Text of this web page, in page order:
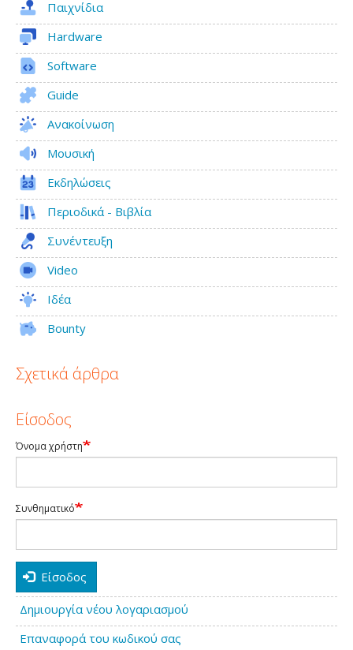
Παιχνίδια
Hardware
Software
Guide
Ανακοίνωση
Μουσική
Εκδηλώσεις
Περιοδικά - Βιβλία
Συνέντευξη
Video
Ιδέα
Bounty
Σχετικά άρθρα
Είσοδος
Όνομα χρήστη
Συνθηματικό
Είσοδος
Δημιουργία νέου λογαριασμού
Επαναφορά του κωδικού σας